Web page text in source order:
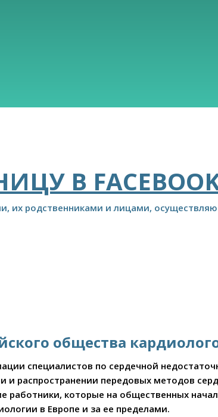
В
их родственниками и лицами,
общества
специалистов по сердечной
и распространении передовых методов
которые на общественных
в Европе и за ее пределами.